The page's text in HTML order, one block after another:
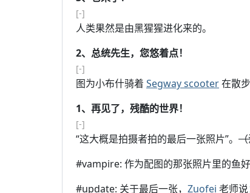
[-]
人类果然是由黑猩猩进化来的。
2、总统先生，您悠着点！
[-]
图为小布什骑着 Segway scooter在散
1、再见了，残酷的世界！
[-]
“这大概是拍摄者拍的最后一张照片”。
#vampire: 作为配图的那张照片里的鱼
#update: 关于最后一张， Zuofei 老师